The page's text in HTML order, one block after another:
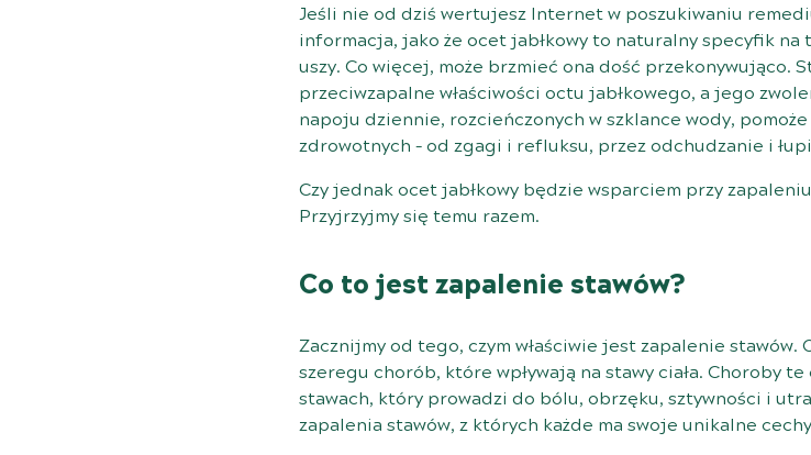
Jeśli nie od dziś wertujesz Internet w poszukiwaniu
informacja, jako że ocet jabłkowy to naturalny specyfik na
uszy. Co więcej, może brzmieć ona dość przekonywująco.
przeciwzapalne właściwości octu jabłkowego, a jego
napoju dziennie, rozcieńczonych w szklance wody,
zdrowotnych – od zgagi i refluksu, przez odchudzanie i
Czy jednak ocet jabłkowy będzie wsparciem przy
Przyjrzyjmy się temu razem.
Co to jest zapalenie stawów?
Zacznijmy od tego, czym właściwie jest zapalenie stawów.
szeregu chorób, które wpływają na stawy ciała. Choroby
stawach, który prowadzi do bólu, obrzęku, sztywności i
zapalenia stawów, z których każde ma swoje unikalne